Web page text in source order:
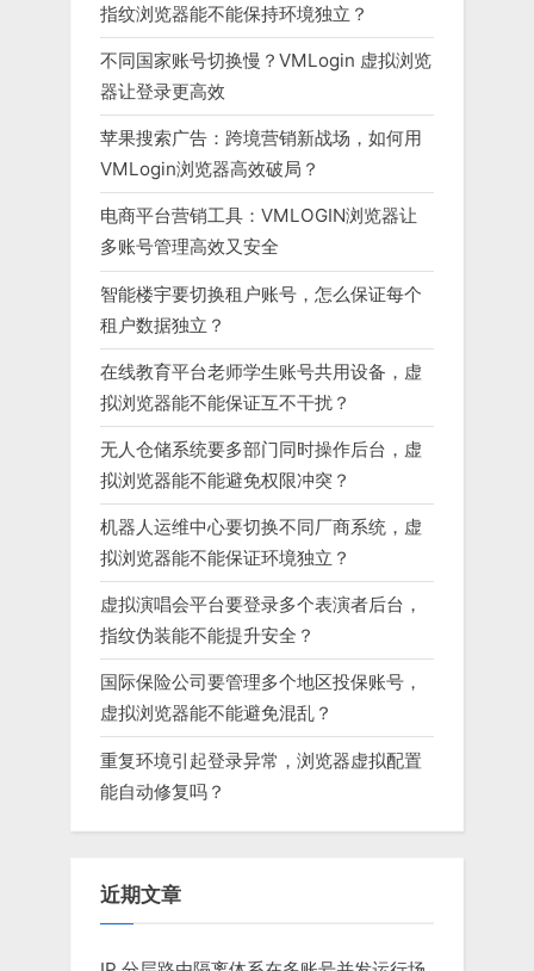
指纹浏览器能不能保持环境独立？
不同国家账号切换慢？VMLogin 虚拟浏览
器让登录更高效
苹果搜索广告：跨境营销新战场，如何用
VMLogin浏览器高效破局？
电商平台营销工具：VMLOGIN浏览器让
多账号管理高效又安全
智能楼宇要切换租户账号，怎么保证每个
租户数据独立？
在线教育平台老师学生账号共用设备，虚
拟浏览器能不能保证互不干扰？
无人仓储系统要多部门同时操作后台，虚
拟浏览器能不能避免权限冲突？
机器人运维中心要切换不同厂商系统，虚
拟浏览器能不能保证环境独立？
虚拟演唱会平台要登录多个表演者后台，
指纹伪装能不能提升安全？
国际保险公司要管理多个地区投保账号，
虚拟浏览器能不能避免混乱？
重复环境引起登录异常，浏览器虚拟配置
能自动修复吗？
近期文章